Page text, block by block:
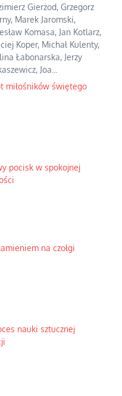
Gierżod, Grzegorz
Marek Jaromski,
Komasa, Jan Kotlarz,
Koper, Michał Kulenty,
Łabonarska, Jerzy
Joa...